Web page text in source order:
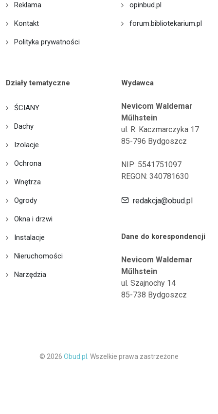
Reklama
Kontakt
Polityka prywatności
opinbud.pl
forum.bibliotekarium.pl
Działy tematyczne
ŚCIANY
Dachy
Izolacje
Ochrona
Wnętrza
Ogrody
Okna i drzwi
Instalacje
Nieruchomości
Narzędzia
Wydawca
Nevicom Waldemar
Műlhstein
ul. R. Kaczmarczyka 17
85-796 Bydgoszcz
NIP: 5541751097
REGON: 340781630
redakcja@obud.pl
Dane do korespondencji
Nevicom Waldemar
Műlhstein
ul. Szajnochy 14
85-738 Bydgoszcz
© 2026 Obud.pl. Wszelkie prawa zastrzeżone